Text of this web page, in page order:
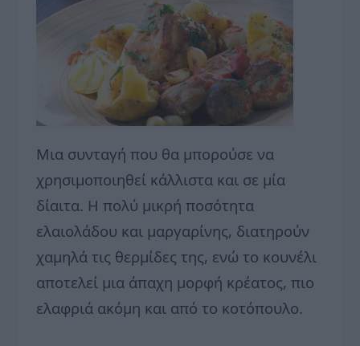
Μια συνταγή που θα μπορούσε να
χρησιμοποιηθεί κάλλιστα και σε μία
δίαιτα. Η πολύ μικρή ποσότητα
ελαιολάδου και μαργαρίνης, διατηρούν
χαμηλά τις θερμίδες της, ενώ το κουνέλι
αποτελεί μια άπαχη μορφή κρέατος, πιο
ελαφριά ακόμη και από το κοτόπουλο.